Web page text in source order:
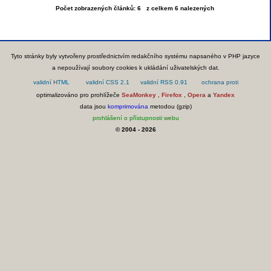
Počet zobrazených článků: 6 z celkem 6 nalezených
Tyto stránky byly vytvořeny prostřednictvím redakčního systému napsaného v PHP jazyce
a nepoužívají soubory cookies k ukládání uživatelských dat.
optimalizováno pro prohlížeče SeaMonkey Firefox Opera a Yandex
data jsou komprimována metodou (gzip)
prohlášení o přístupnosti webu
© 2004 - 2026